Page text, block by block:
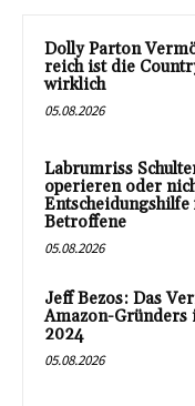
Dolly Parton
reich ist die
wirklich
05.08.2026
Labrumriss
operieren oder
Entscheidungshilfe
Betroffene
05.08.2026
Jeff Bezos: Das
Amazon-Gründers
2024
05.08.2026